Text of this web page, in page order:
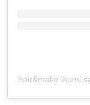
hair&make ikumi